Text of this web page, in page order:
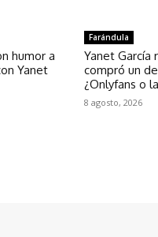
humor a
Yanet
Farándula
Yanet García
compró un
¿Onlyfans o
8 agosto, 2026